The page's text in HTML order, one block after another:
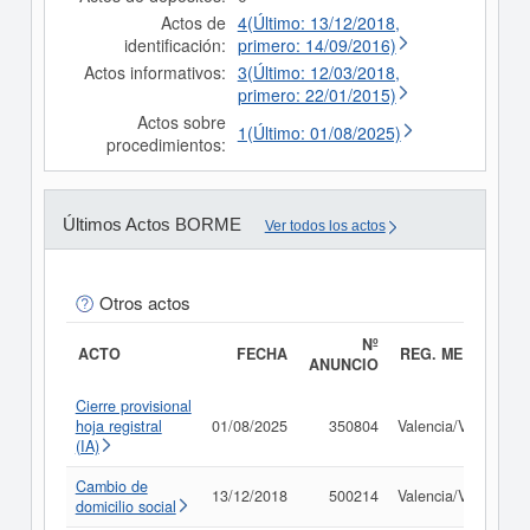
Actos de
identificación:
4(Último: 13/12/2018,
primero: 14/09/2016)
Actos informativos: 3(Último: 12/03/2018,
primero: 22/01/2015)
Actos sobre
procedimientos: 1(Último: 01/08/2025)
Últimos Actos BORME Ver todos los actos
Otros actos
ACTO FECHA
Nº
ANUNCIO
REG. MERC.
Cierre provisional
hoja registral
(IA)
01/08/2025 350804 Valencia/València
Cambio de
domicilio social
13/12/2018 500214 Valencia/València